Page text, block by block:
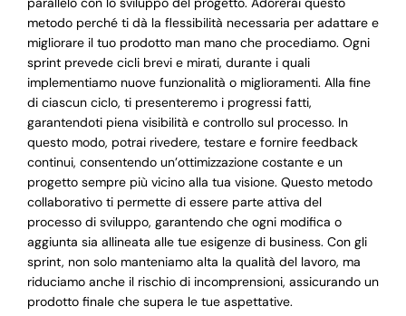
metodo perché ti dà la flessibilità necessaria per adattare e
migliorare il tuo prodotto man mano che procediamo. Ogni
sprint prevede cicli brevi e mirati, durante i quali
implementiamo nuove funzionalità o miglioramenti. Alla fine
di ciascun ciclo, ti presenteremo i progressi fatti,
garantendoti piena visibilità e controllo sul processo. In
questo modo, potrai rivedere, testare e fornire feedback
continui, consentendo un’ottimizzazione costante e un
progetto sempre più vicino alla tua visione. Questo metodo
collaborativo ti permette di essere parte attiva del
processo di sviluppo, garantendo che ogni modifica o
aggiunta sia allineata alle tue esigenze di business. Con gli
sprint, non solo manteniamo alta la qualità del lavoro, ma
riduciamo anche il rischio di incomprensioni, assicurando un
prodotto finale che supera le tue aspettative.